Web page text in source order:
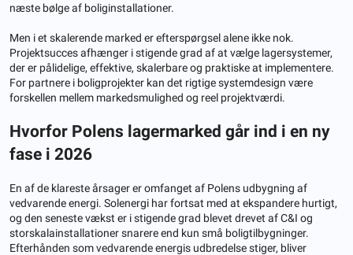
næste bølge af boliginstallationer.
Men i et skalerende marked er efterspørgsel alene ikke nok.
Projektsucces afhænger i stigende grad af at vælge lagersystemer,
der er pålidelige, effektive, skalerbare og praktiske at implementere.
For partnere i boligprojekter kan det rigtige systemdesign være
forskellen mellem markedsmulighed og reel projektværdi.
Hvorfor Polens lagermarked går ind i en ny
fase i 2026
En af de klareste årsager er omfanget af Polens udbygning af
vedvarende energi. Solenergi har fortsat med at ekspandere hurtigt,
og den seneste vækst er i stigende grad blevet drevet af C&I og
storskalainstallationer snarere end kun små boligtilbygninger.
Efterhånden som vedvarende energis udbredelse stiger, bliver